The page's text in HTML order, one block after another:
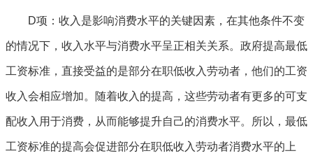
D项：收入是影响消费水平的关键因素，在其他条件不变
的情况下，收入水平与消费水平呈正相关关系。政府提高最低
工资标准，直接受益的是部分在职低收入劳动者，他们的工资
收入会相应增加。随着收入的提高，这些劳动者有更多的可支
配收入用于消费，从而能够提升自己的消费水平。所以，最低
工资标准的提高会促进部分在职低收入劳动者消费水平的上